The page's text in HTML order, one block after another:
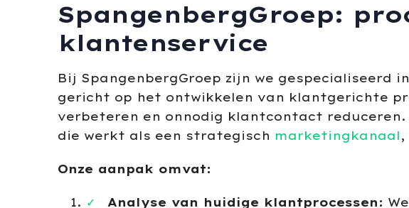
SpangenbergGroep:
klantenservice
Bij SpangenbergGroep zijn we gespecialiseerd
gericht op het ontwikkelen van klantgerichte
verbeteren en onnodig klantcontact
die werkt als een strategisch marketingkanaal ,
Onze aanpak omvat:
Analyse van huidige klantprocessen: